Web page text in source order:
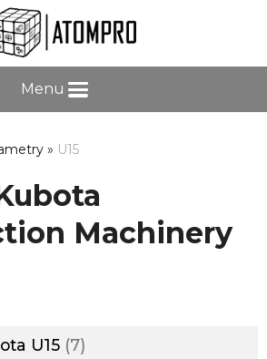
Menu
» U15
Machinery
U15 7